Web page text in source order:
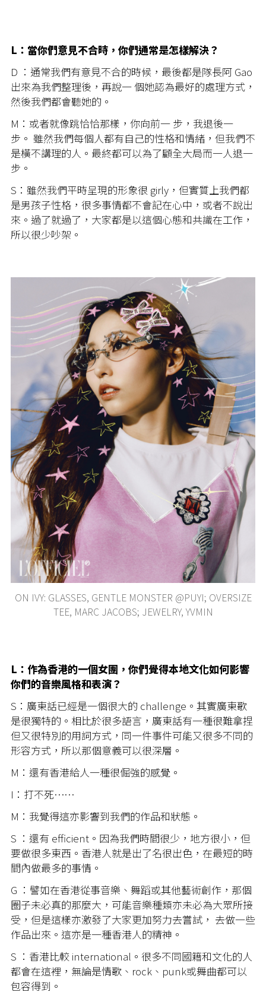
L：當你們意見不合時，你們通常是怎樣解決？
D ：通常我們有意見不合的時候，最後都是隊長阿 Gao
出來為我們整理後，再說一 個她認為最好的處理方式，
然後我們都會聽她的。
M：或者就像跳恰恰那樣，你向前一 步，我退後一
步。 雖然我們每個人都有自己的性格和情緒，但我們不
是橫不講理的人。最終都可以為了顧全大局而一人退一
步。
S：雖然我們平時呈現的形象很 girly，但實質上我們都
是男孩子性格，很多事情都不會記在心中，或者不說出
來。過了就過了，大家都是以這個心態和共識在工作，
所以很少吵架。
ON IVY: GLASSES, GENTLE MONSTER @PUYI; OVERSIZE
TEE, MARC JACOBS; JEWELRY, YVMIN
L：作為香港的一個女團，你們覺得本地文化如何影響
你們的音樂風格和表演？
S：廣東話已經是一個很大的 challenge。其實廣東歌
是很獨特的。相比於很多語言，廣東話有一種很難拿捏
但又很特別的用詞方式，同一件事件可能又很多不同的
形容方式，所以那個意義可以很深層。
M：還有香港給人一種很倔強的感覺。
I：打不死⋯⋯
M：我覺得這亦影響到我們的作品和狀態。
S ：還有 efficient。因為我們時間很少，地方很小，但
要做很多東西。香港人就是出了名很出色，在最短的時
間內做最多的事情。
G ：譬如在香港從事音樂、舞蹈或其他藝術創作，那個
圈子未必真的那麼大，可能音樂種類亦未必為大眾所接
受，但是這樣亦激發了大家更加努力去嘗試， 去做一些
作品出來。這亦是一種香港人的精神。
S ：香港比較 international。很多不同國籍和文化的人
都會在這裡，無論是情歌、rock、punk或舞曲都可以
包容得到。